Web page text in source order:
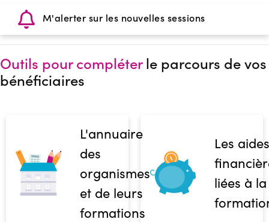
M'alerter sur les nouvelles sessions
Outils pour compléterle parcours de vos
bénéficiaires
L'annuaire
des
organismes
et de leurs
formations
Les aides
liées à la